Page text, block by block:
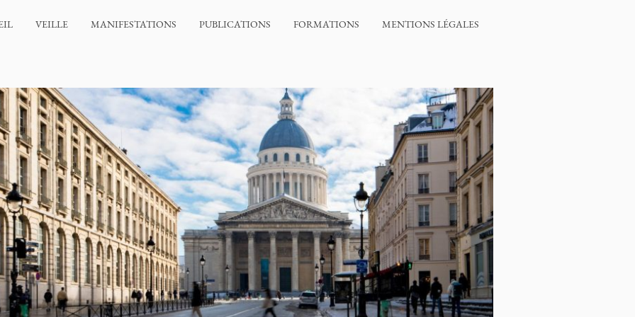
VEILLE MANIFESTATIONS PUBLICATIONS FORMATIONS MENTIONS LÉGALES